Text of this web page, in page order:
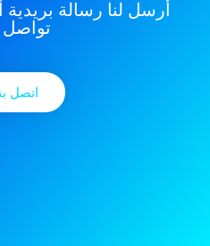
أرسل لنا رسالة
تواصل
اتصل